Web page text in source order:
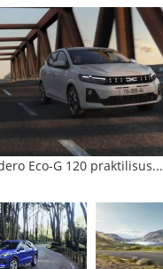
Eco-G 120 praktilisus...